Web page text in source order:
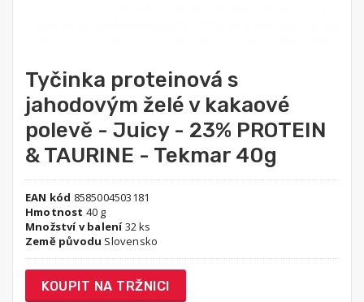
Tyčinka proteinová s
jahodovým želé v kakaové
polevě - Juicy - 23% PROTEIN
& TAURINE - Tekmar 40g
EAN kód 8585004503181
Hmotnost 40 g
Množství v balení32 ks
Země původu Slovensko
KOUPIT NA TRŽNICI